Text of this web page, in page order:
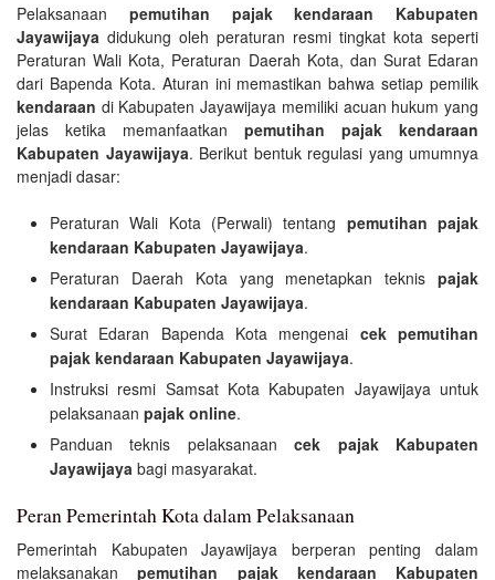
Pelaksanaan pemutihan pajak kendaraan Kabupaten
Jayawijaya didukung oleh peraturan resmi tingkat kota seperti
Peraturan Wali Kota, Peraturan Daerah Kota, dan Surat Edaran
dari Bapenda Kota. Aturan ini memastikan bahwa setiap pemilik
kendaraan di Kabupaten Jayawijaya memiliki acuan hukum yang
jelas ketika memanfaatkan pemutihan pajak kendaraan
Kabupaten Jayawijaya. Berikut bentuk regulasi yang umumnya
menjadi dasar:
Peraturan Wali Kota (Perwali) tentang pemutihan pajak
kendaraan Kabupaten Jayawijaya.
Peraturan Daerah Kota yang menetapkan teknis pajak
kendaraan Kabupaten Jayawijaya.
Surat Edaran Bapenda Kota mengenai cek pemutihan
pajak kendaraan Kabupaten Jayawijaya.
Instruksi resmi Samsat Kota Kabupaten Jayawijaya untuk
pelaksanaan pajak online.
Panduan teknis pelaksanaancek pajak Kabupaten
Jayawijaya bagi masyarakat.
Peran Pemerintah Kota dalam Pelaksanaan
Pemerintah Kabupaten Jayawijaya berperan penting dalam
melaksanakanpemutihan pajak kendaraan Kabupaten